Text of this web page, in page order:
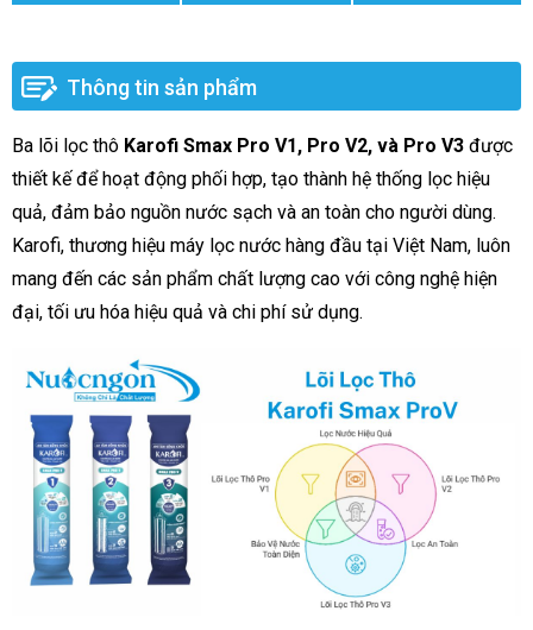
Thông tin sản phẩm
Ba lõi lọc thô Karofi Smax Pro V1, Pro V2, và Pro V3 được
thiết kế để hoạt động phối hợp, tạo thành hệ thống lọc hiệu
quả, đảm bảo nguồn nước sạch và an toàn cho người dùng.
Karofi, thương hiệu máy lọc nước hàng đầu tại Việt Nam, luôn
mang đến các sản phẩm chất lượng cao với công nghệ hiện
đại, tối ưu hóa hiệu quả và chi phí sử dụng.